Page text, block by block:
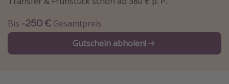
Japan Rundreise
Reisethemen
Alle Reisethemen
Bis -250 € Gesamtpreis
Gutschein abholen!